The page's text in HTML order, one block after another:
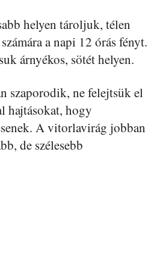
helyen tároljuk, télen
a napi 12 órás fényt.
árnyékos, sötét helyen.
szaporodik, ne felejtsük el
hajtásokat, hogy
A vitorlavirág jobban
de szélesebb